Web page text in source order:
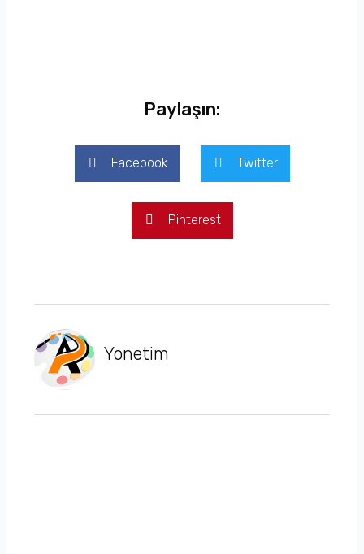
Paylaşın:
Facebook Twitter
Pinterest
Yonetim